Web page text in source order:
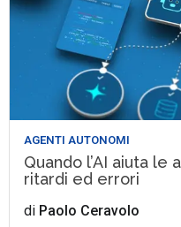
AGENTI AUTONOMI
Quando l’AI aiuta le
ritardi ed errori
di Paolo Ceravolo